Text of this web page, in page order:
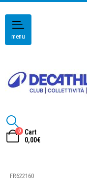
menu
0
Cart
0,00€
FR622160